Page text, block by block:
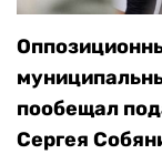
пообещал
Сергея